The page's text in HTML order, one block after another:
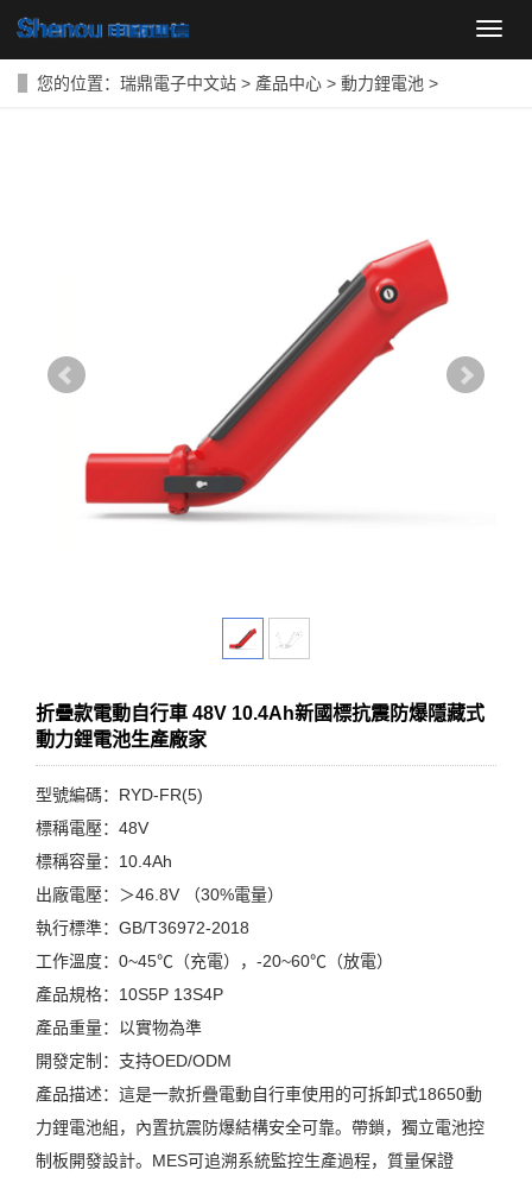
導
您的位置： 瑞鼎電子中文站 > 產品中心 > 動力鋰電池 >
折疊款電動自行車 48V 10.4Ah新國標抗震防爆隱藏式
動力鋰電池生產廠家
型號編碼：RYD-FR(5)
標稱電壓：48V
標稱容量：10.4Ah
出廠電壓：＞46.8V （30%電量）
執行標準：GB/T36972-2018
工作溫度：0~45℃（充電），-20~60℃（放電）
產品規格：10S5P 13S4P
產品重量：以實物為準
開發定制：支持OED/ODM
產品描述：這是一款折疊電動自行車使用的可拆卸式18650動
力鋰電池組，內置抗震防爆結構安全可靠。帶鎖，獨立電池控
制板開發設計。MES可追溯系統監控生產過程，質量保證